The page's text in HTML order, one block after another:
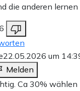
die anderen lernen
22.05.2026 um
Melden
Ca 30% wählen